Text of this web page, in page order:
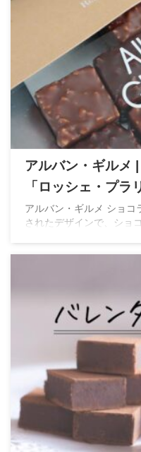
アルバン・ギルメ
「ロッシェ・プラ
アルバン・ギルメ ショ
されたデザインで、ショ